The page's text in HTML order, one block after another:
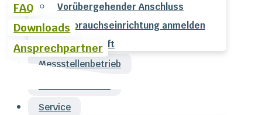
Vorübergehender Anschluss
Verbrauchseinrichtung anmelden
Planauskunft
Messstellenbetrieb
Service
FAQ
Downloads
Ansprechpartner